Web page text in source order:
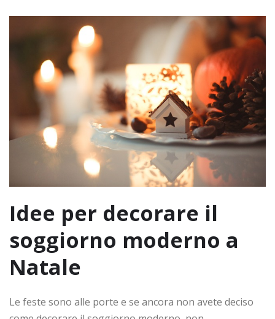
Idee per decorare il
soggiorno moderno a
Natale
Le feste sono alle porte e se ancora non avete deciso